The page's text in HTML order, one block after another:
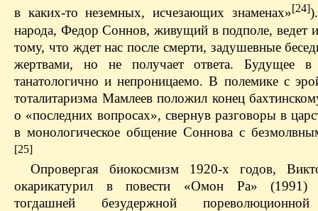
в каких-то неземных, исчезающих знаменах»[24]
народа, Федор Соннов, живущий в подполе, ведет
тому, что ждет нас после смерти, задушевные
жертвами, но не получает ответа. Будущее в
танатологично и непроницаемо. В полемике с
тоталитаризма Мамлеев положил конец
о «последних вопросах», свернув разговоры в
в монологическое общение Соннова с
[25]
Опровергая биокосмизм 1920-х годов,
окарикатурил в повести «Омон Ра» (1991)
тогдашней безудержной